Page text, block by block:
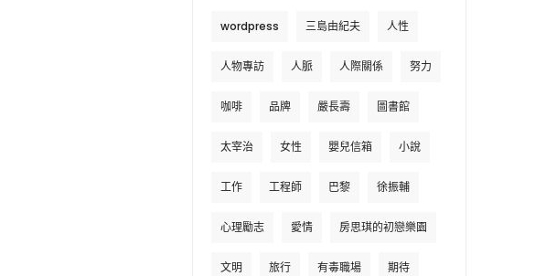
wordpress 三島由紀夫 人性
人物專訪 人脈 人際關係 努力
咖啡 品牌 嚴長壽 圖書館
太宰治 女性 嬰兒信箱 小說
工作 工程師 巴黎 徐振輔
心理勵志 愛情 房思琪的初戀樂園
文明 旅行 有毒職場 期待